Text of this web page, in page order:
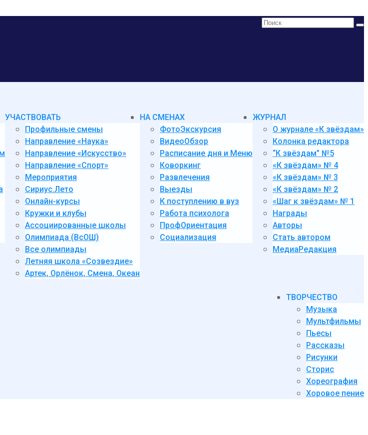
Поиск:
УЧАСТВОВАТЬ
Профильные смены
Направление «Наука»
Направление «Искусство»
Направление «Спорт»
Мероприятия
Сириус.Лето
Онлайн-курсы
Кружки и клубы
Ассоциированные школы
Олимпиада (ВсОШ)
Все олимпиады
Летняя школа «Созвездие»
Артек, Орлёнок, Смена, Океан
НА СМЕНАХ
ФотоЭкскурсия
ВидеоОбзор
Расписание дня и Меню
Коворкинг
Развлечения
Выезды
К поступлению в вуз
Работа психолога
ПрофОриентация
Социализация
ЖУРНАЛ
О журнале «К звёздам»
Колонка редактора
“К звёздам” №5
«К звёздам» № 4
«К звёздам» № 3
«К звёздам» № 2
«Шаг к звёздам» № 1
Награды
Авторы
Стать автором
МедиаРедакция
ТВОРЧЕСТВО
Музыка
Мультфильмы
Пьесы
Рассказы
Рисунки
Сторис
Хореография
Хоровое пение